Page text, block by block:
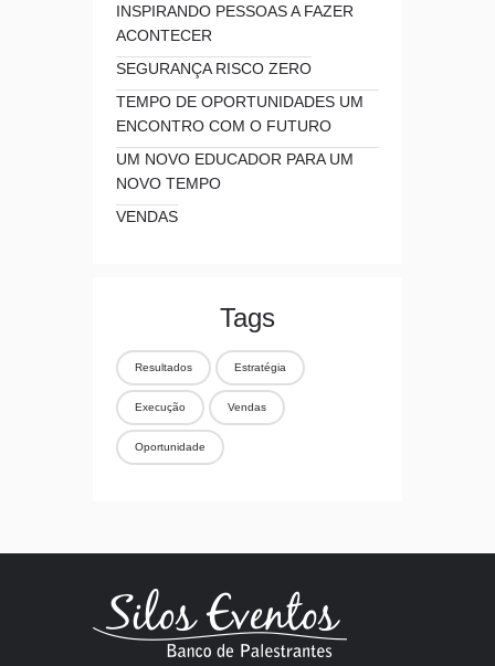
INSPIRANDO PESSOAS A FAZER
ACONTECER
SEGURANÇA RISCO ZERO
TEMPO DE OPORTUNIDADES UM
ENCONTRO COM O FUTURO
UM NOVO EDUCADOR PARA UM
NOVO TEMPO
VENDAS
Tags
Resultados Estratégia
Execução Vendas
Oportunidade